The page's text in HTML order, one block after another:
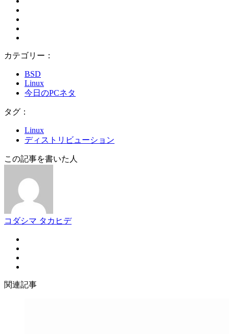
カテゴリー：
BSD
Linux
今日のPCネタ
タグ：
Linux
ディストリビューション
この記事を書いた人
コダシマ タカヒデ
関連記事